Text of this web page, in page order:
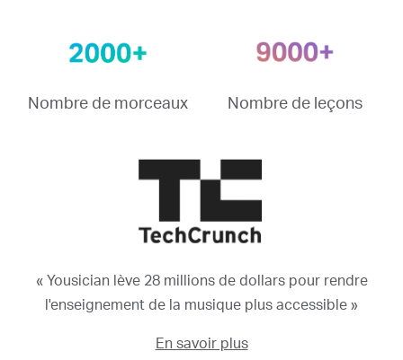
Nombre de morceaux Nombre de leçons
« Yousician lève 28 millions de dollars pour rendre
l'enseignement de la musique plus accessible »
En savoir plus